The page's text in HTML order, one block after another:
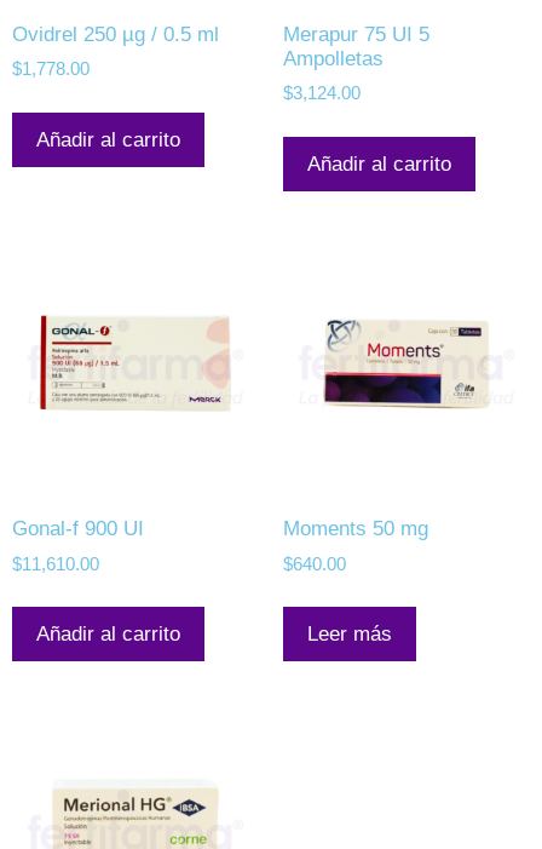
Ovidrel 250 µg / 0.5 ml
$1,778.00
Añadir al carrito
Merapur 75 UI 5
Ampolletas
$3,124.00
Añadir al carrito
Gonal-f 900 UI
$11,610.00
Añadir al carrito
Moments 50 mg
$640.00
Leer más